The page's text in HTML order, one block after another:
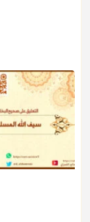
عامة الصحابة
زكاة الفطر، ومنهم
قيمة الصاع..فمن شق
القيمة فلا بأس ولا